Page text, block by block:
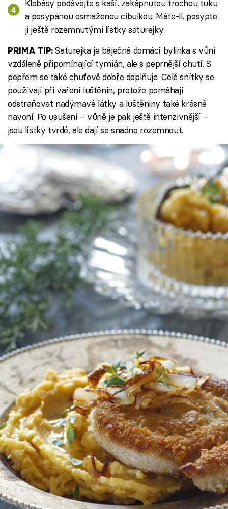
Klobásy podávejte s kaší, zakápnutou trochou tuku
a posypanou osmaženou cibulkou. Máte-li, posypte
ji ještě rozemnutými lístky saturejky.
PRIMA TIP:Saturejka je báječná domácí bylinka s vůní
vzdáleně připomínající tymián, ale s peprnější chutí. S
pepřem se také chuťově dobře doplňuje. Celé snítky se
používají při vaření luštěnin, protože pomáhají
odstraňovat nadýmavé látky a luštěniny také krásně
navoní. Po usušení – vůně je pak ještě intenzivnější –
jsou lístky tvrdé, ale dají se snadno rozemnout.